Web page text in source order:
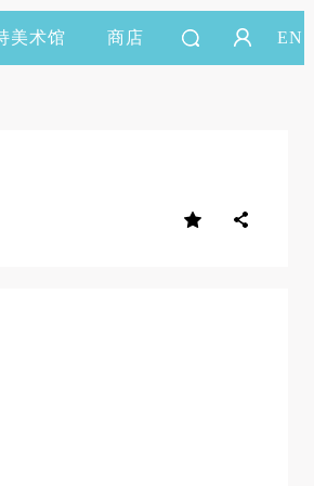
美术馆 商店 EN